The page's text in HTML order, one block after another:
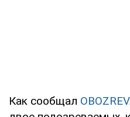
Как сообщал